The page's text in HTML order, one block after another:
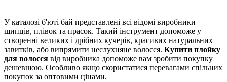
У каталозі б'юті бай представлені всі відомі виробники
щипців, плівок та прасок. Такий інструмент допоможе у
створенні великих і дрібних кучерів, красивих натуральних
завитків, або випрямити неслухняне волосся. Купити плойку
для волосся від виробника допоможе вам зробити покупку
дешевшою. Особливо якщо скористатися перевагами спільних
покупок за оптовими цінами.